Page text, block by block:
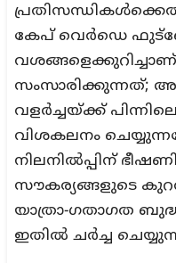
കേപ് വെർഡെ
സംസാരിക്കുന്നത്;
വളർച്ചയ്ക്ക്
വിശകലനം
നിലനിൽപ്പിന്
സൗകര്യങ്ങളുടെ
യാത്രാ-ഗതാഗത
ഇതിൽ ചർച്ച